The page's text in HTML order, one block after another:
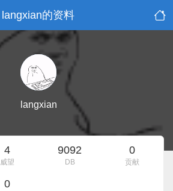
langxian的资料
langxian
4
威望
9092
DB
0
贡献
0